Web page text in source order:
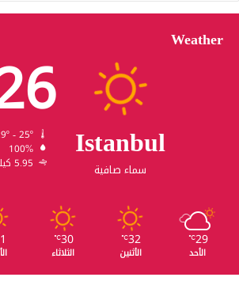
Weather
Istanbul
سماء صافية
100%
5.95 كيلومتر/ساعة
29
℃
الأحد
32
℃
الأثنين
30
℃
الثلاثاء